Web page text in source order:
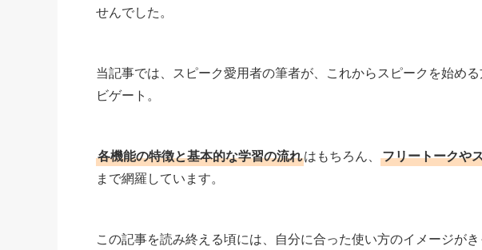
せんでした。
当記事では、スピーク愛用者の筆者が、これからスピークを始め
ビゲート。
各機能の特徴と基本的な学習の流れはもちろん、 フリートークや
まで網羅しています。
この記事を読み終える頃には、自分に合った使い方のイメージがき